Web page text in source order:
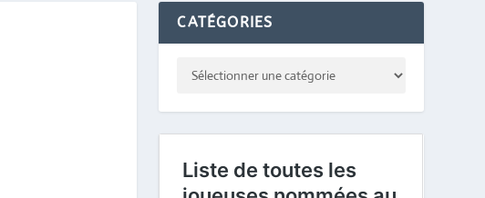
CATÉGORIES